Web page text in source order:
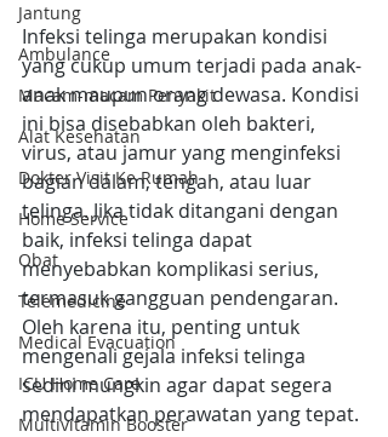
Jantung
Ambulance
Macam-macam Penyakit
Alat Kesehatan
Dokter Visit Ke Rumah
Home Service
Obat
Telemedicine
Medical Evacuation
ICU Home Care
Multivitamin Booster
Infeksi telinga merupakan kondisi
yang cukup umum terjadi pada anak-
anak maupun orang dewasa. Kondisi
ini bisa disebabkan oleh bakteri,
virus, atau jamur yang menginfeksi
bagian dalam, tengah, atau luar
telinga. Jika tidak ditangani dengan
baik, infeksi telinga dapat
menyebabkan komplikasi serius,
termasuk gangguan pendengaran.
Oleh karena itu, penting untuk
mengenali gejala infeksi telinga
sedini mungkin agar dapat segera
mendapatkan perawatan yang tepat.